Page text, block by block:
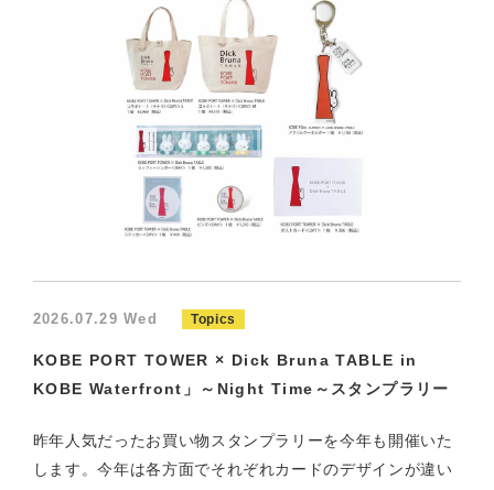
2026.07.29 Wed Topics
KOBE PORT TOWER × Dick Bruna TABLE in
KOBE Waterfront」～Night Time～スタンプラリー
昨年人気だったお買い物スタンプラリーを今年も開催いた
します。今年は各方面でそれぞれカードのデザインが違い